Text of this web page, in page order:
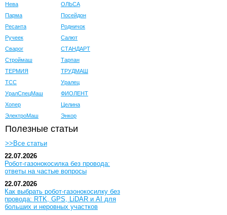
Нева
ОЛЬСА
Парма
Посейдон
Ресанта
Родничок
Ручеек
Салют
Сварог
СТАНДАРТ
Строймаш
Тарпан
ТЕРМИЯ
ТРУДМАШ
ТСС
Уралец
УралСпецМаш
ФИОЛЕНТ
Хопер
Целина
ЭлектроМаш
Энкор
Полезные статьи
>>Все статьи
22.07.2026
Робот-газонокосилка без провода:
ответы на частые вопросы
22.07.2026
Как выбрать робот-газонокосилку без
провода: RTK, GPS, LiDAR и AI для
больших и неровных участков